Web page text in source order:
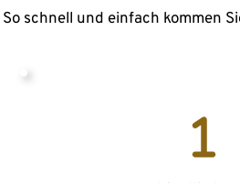
So schnell und einfach kommen